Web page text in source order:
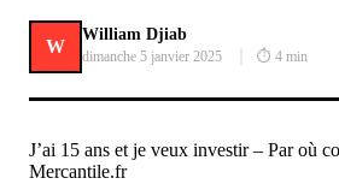
W
William Djiab
dimanche 5 janvier 2025 ⏱ 4 min
J’ai 15 ans et je veux investir – Par où
Mercantile.fr